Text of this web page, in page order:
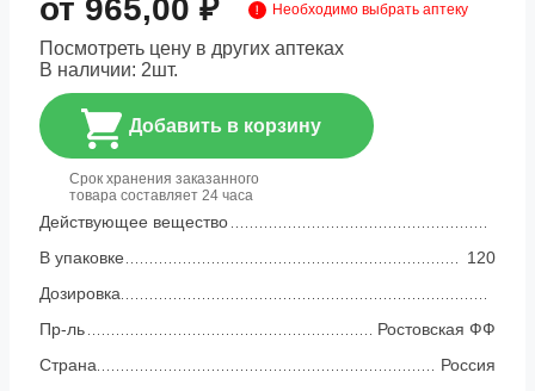
от 965,00 ₽ Необходимо выбрать аптеку
Посмотреть цену в других аптеках
В наличии: 2шт.
Добавить в корзину
Срок хранения заказанного
товара составляет 24 часа
Действующее вещество
В упаковке
120
Дозировка
Пр-ль
Ростовская ФФ
Страна
Россия